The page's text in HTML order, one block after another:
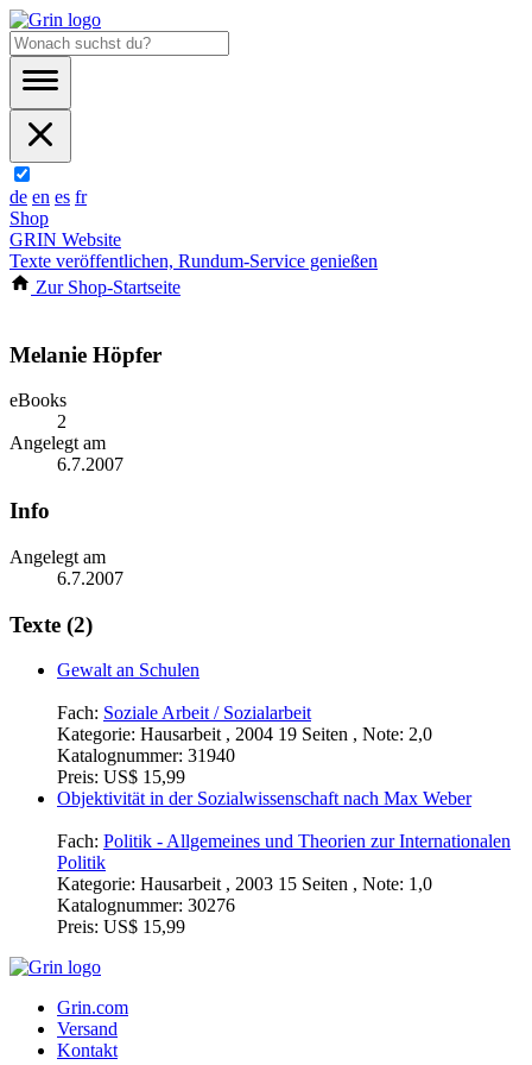
de en es fr
Shop
GRIN Website
Texte veröffentlichen, Rundum-Service genießen
Zur Shop-Startseite
Melanie Höpfer
eBooks
2
Angelegt am
6.7.2007
Info
Angelegt am
6.7.2007
Texte (2)
Gewalt an Schulen
Fach: Soziale Arbeit / Sozialarbeit
Kategorie: Hausarbeit , 2004 19 Seiten , Note: 2,0
Katalognummer: 31940
Preis: US$ 15,99
Objektivität in der Sozialwissenschaft nach Max Weber
Fach: Politik - Allgemeines und Theorien zur Internationalen
Politik
Kategorie: Hausarbeit , 2003 15 Seiten , Note: 1,0
Katalognummer: 30276
Preis: US$ 15,99
Grin.com
Versand
Kontakt